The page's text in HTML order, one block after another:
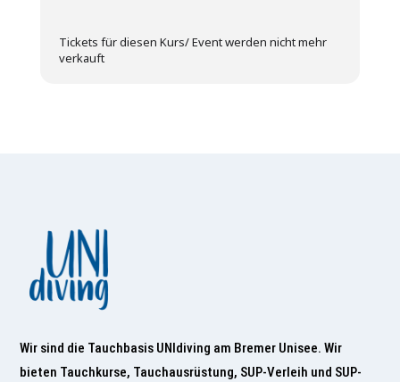
Tickets für diesen Kurs/ Event werden nicht mehr
verkauft
Wir sind die Tauchbasis UNIdiving am Bremer Unisee. Wir
bieten Tauchkurse, Tauchausrüstung, SUP-Verleih und SUP-